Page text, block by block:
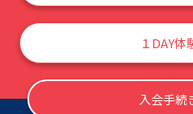
１DAY体
入会手続